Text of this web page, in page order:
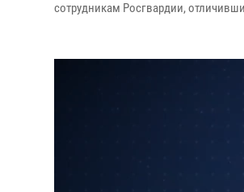
сотрудникам Росгвардии,